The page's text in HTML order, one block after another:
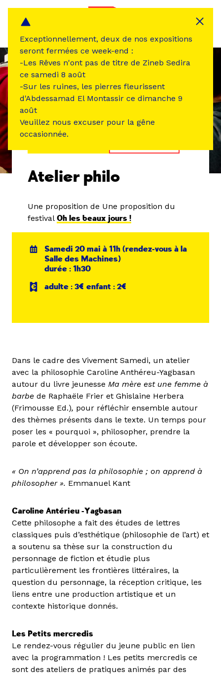
Atelier philo
Une proposition de Une proposition du
festival Oh les beaux jours !
Samedi 20 mai à 11h (rendez-vous à la
Salle des Machines)
durée : 1h30
adulte : 3€ enfant : 2€
Dans le cadre des Vivement Samedi, un atelier
avec la philosophie Caroline Anthéreu-Yagbasan
autour du livre jeunesse Ma mère est une femme à
barbe de Raphaële Frier et Ghislaine Herbera
(Frimousse Ed.), pour réfléchir ensemble autour
des thèmes présents dans le texte. Un temps pour
poser les « pourquoi », philosopher, prendre la
parole et développer son écoute.
« On n’apprend pas la philosophie ; on apprend à
philosopher ». Emmanuel Kant
Caroline Antérieu -Yagbasan
Cette philosophe a fait des études de lettres
classiques puis d’esthétique (philosophie de l’art) et
a soutenu sa thèse sur la construction du
personnage de fiction et étudie plus
particulièrement les frontières littéraires, la
question du personnage, la réception critique, les
liens entre une production artistique et un
contexte historique donnés.
Les Petits mercredis
Le rendez-vous régulier du jeune public en lien
avec la programmation ! Les petits mercredis ce
sont des ateliers de pratiques animés par des
Exceptionnellement, deux de nos expositions
seront fermées ce week-end :
-Les Rêves n'ont pas de titre de Zineb Sedira
ce samedi 8 août
-Sur les ruines, les pierres fleurissent
d'Abdessamad El Montassir ce dimanche 9
août
Veuillez nous excuser pour la gêne
occasionnée.
Panneau de gestion des cookies